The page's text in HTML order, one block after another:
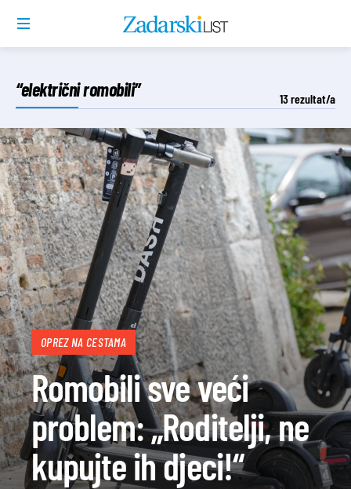
“električni romobili” 13rezultat/a
OPREZ NA CESTAMA
Romobili sve veći
problem: „Roditelji, ne
kupujte ih djeci!“